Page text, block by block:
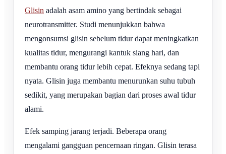
Glisin adalah asam amino yang bertindak sebagai
neurotransmitter. Studi menunjukkan bahwa
mengonsumsi glisin sebelum tidur dapat meningkatkan
kualitas tidur, mengurangi kantuk siang hari, dan
membantu orang tidur lebih cepat. Efeknya sedang tapi
nyata. Glisin juga membantu menurunkan suhu tubuh
sedikit, yang merupakan bagian dari proses awal tidur
alami.
Efek samping jarang terjadi. Beberapa orang
mengalami gangguan pencernaan ringan. Glisin terasa